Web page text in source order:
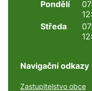
Pondělí
Středa
Navigační odkazy
Zastupitelstvo obce